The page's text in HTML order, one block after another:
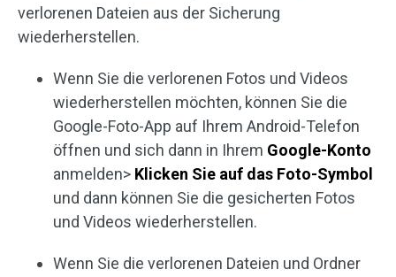
verlorenen Dateien aus der Sicherung
wiederherstellen.
Wenn Sie die verlorenen Fotos und Videos
wiederherstellen möchten, können Sie die
Google-Foto-App auf Ihrem Android-Telefon
öffnen und sich dann in Ihrem Google-Konto
anmelden> Klicken Sie auf das Foto-Symbol
und dann können Sie die gesicherten Fotos
und Videos wiederherstellen.
Wenn Sie die verlorenen Dateien und Ordner